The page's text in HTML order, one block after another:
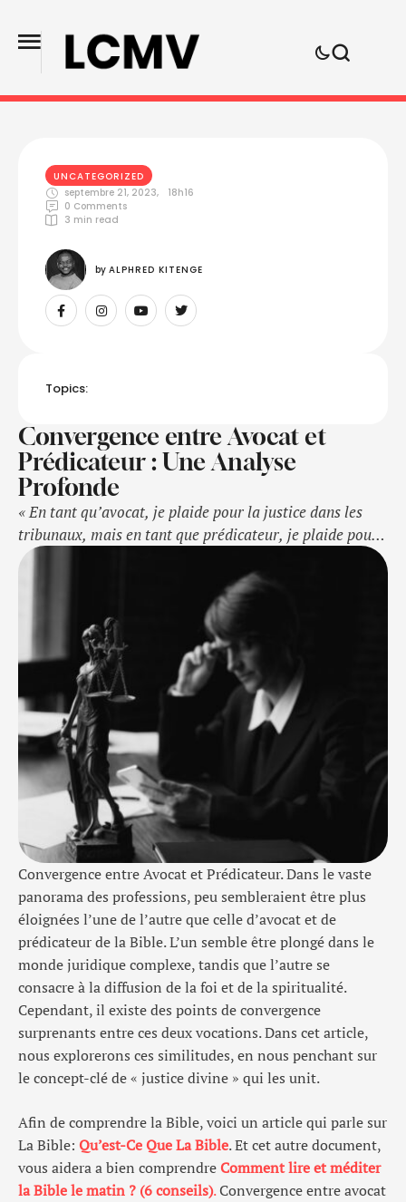
UNCATEGORIZED
septembre 21, 2023,
18h16
0 Comments
3 min read
by ALPHRED KITENGE
Topics:
Convergence entre Avocat et
Prédicateur : Une Analyse
Profonde
« En tant qu’avocat, je plaide pour la justice dans les
tribunaux, mais en tant que prédicateur, je plaide pour
la grâce dans nos vies. La foi chrétienne m’inspire à
servir la vérité, que ce soit devant un juge ou un
auditoire, car je crois que la justice et la miséricorde
sont les piliers de notre …
Convergence entre Avocat et Prédicateur. Dans le vaste
panorama des professions, peu sembleraient être plus
éloignées l’une de l’autre que celle d’avocat et de
prédicateur de la Bible. L’un semble être plongé dans le
monde juridique complexe, tandis que l’autre se
consacre à la diffusion de la foi et de la spiritualité.
Cependant, il existe des points de convergence
surprenants entre ces deux vocations. Dans cet article,
nous explorerons ces similitudes, en nous penchant sur
le concept-clé de « justice divine » qui les unit.
Afin de comprendre la Bible, voici un article qui parle sur
La Bible: Qu’est-Ce Que La Bible. Et cet autre document,
vous aidera a bien comprendre Comment lire et méditer
la Bible le matin ? (6 conseils).Convergence entre avocat